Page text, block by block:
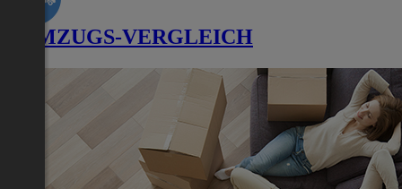
UMZUGS-VERGLEICH